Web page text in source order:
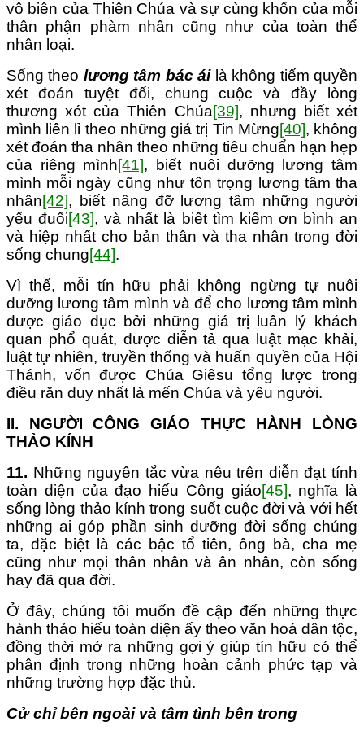
vô biên của Thiên Chúa và sự cùng khốn của mỗi
thân phận phàm nhân cũng như của toàn thể
nhân loại.
Sống theo lương tâm bác áilà không tiếm quyền
xét đoán tuyệt đối, chung cuộc và đầy lòng
thương xót của Thiên Chúa[39], nhưng biết xét
mình liên lỉ theo những giá trị Tin Mừng[40], không
xét đoán tha nhân theo những tiêu chuẩn hạn hẹp
của riêng mình[41], biết nuôi dưỡng lương tâm
mình mỗi ngày cũng như tôn trọng lương tâm tha
nhân[42], biết nâng đỡ lương tâm những người
yếu đuối[43], và nhất là biết tìm kiếm ơn bình an
và hiệp nhất cho bản thân và tha nhân trong đời
sống chung[44].
Vì thế, mỗi tín hữu phải không ngừng tự nuôi
dưỡng lương tâm mình và để cho lương tâm mình
được giáo dục bởi những giá trị luân lý khách
quan phổ quát, được diễn tả qua luật mạc khải,
luật tự nhiên, truyền thống và huấn quyền của Hội
Thánh, vốn được Chúa Giêsu tổng lược trong
điều răn duy nhất là mến Chúa và yêu người.
II. NGƯỜI CÔNG GIÁO THỰC HÀNH LÒNG
THẢO KÍNH
11. Những nguyên tắc vừa nêu trên diễn đạt tính
toàn diện của đạo hiếu Công giáo[45], nghĩa là
sống lòng thảo kính trong suốt cuộc đời và với hết
những ai góp phần sinh dưỡng đời sống chúng
ta, đặc biệt là các bậc tổ tiên, ông bà, cha mẹ
cũng như mọi thân nhân và ân nhân, còn sống
hay đã qua đời.
Ở đây, chúng tôi muốn đề cập đến những thực
hành thảo hiếu toàn diện ấy theo văn hoá dân tộc,
đồng thời mở ra những gợi ý giúp tín hữu có thể
phân định trong những hoàn cảnh phức tạp và
những trường hợp đặc thù.
Cửchỉbên ngoài và tâm tình bên trong